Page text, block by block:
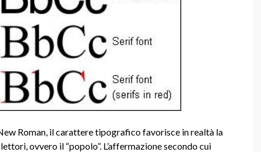
Roman, il carattere tipografico favorisce in realtà la
ovvero il “popolo”. L’affermazione secondo cui